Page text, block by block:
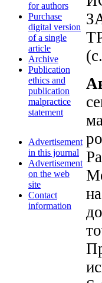
for authors
Purchase
digital version
of a single
article
Archive
Publication
ethics and
publication
malpractice
statement
Advertisement
in this journal
Advertisement
on the web
site
Contact
information